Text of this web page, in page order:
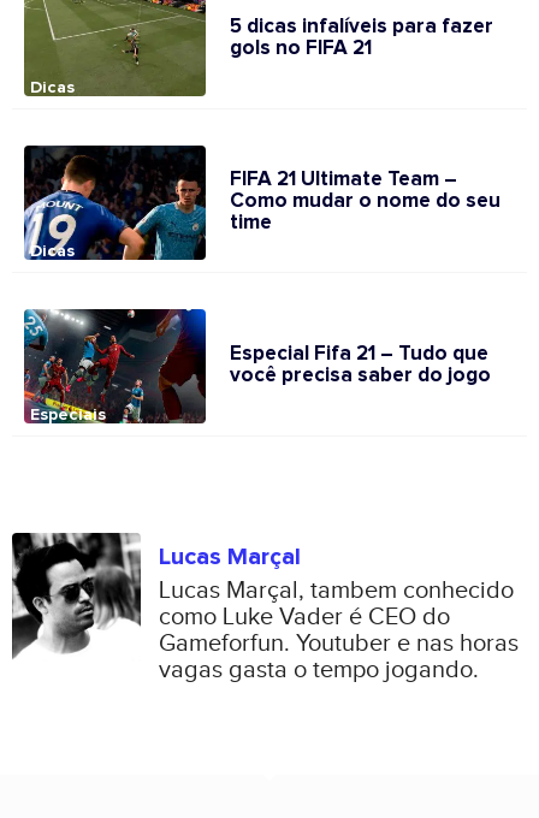
Dicas
5 dicas infalíveis para fazer
gols no FIFA 21
Dicas
FIFA 21 Ultimate Team –
Como mudar o nome do seu
time
Especiais
Especial Fifa 21 – Tudo que
você precisa saber do jogo
Lucas Marçal
Lucas Marçal, tambem conhecido
como Luke Vader é CEO do
Gameforfun. Youtuber e nas horas
vagas gasta o tempo jogando.